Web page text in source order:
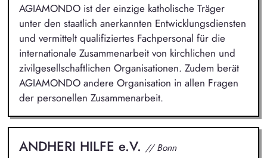
AGIAMONDO ist der einzige katholische Träger
unter den staatlich anerkannten Entwicklungsdiensten
und vermittelt qualifiziertes Fachpersonal für die
internationale Zusammenarbeit von kirchlichen und
zivilgesellschaftlichen Organisationen. Zudem berät
AGIAMONDO andere Organisation in allen Fragen
der personellen Zusammenarbeit.
ANDHERI HILFE e.V. // Bonn